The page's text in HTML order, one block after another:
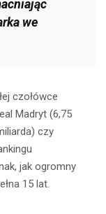
we
czołówce
Madryt (6,75
czy
jak ogromny
15 lat.